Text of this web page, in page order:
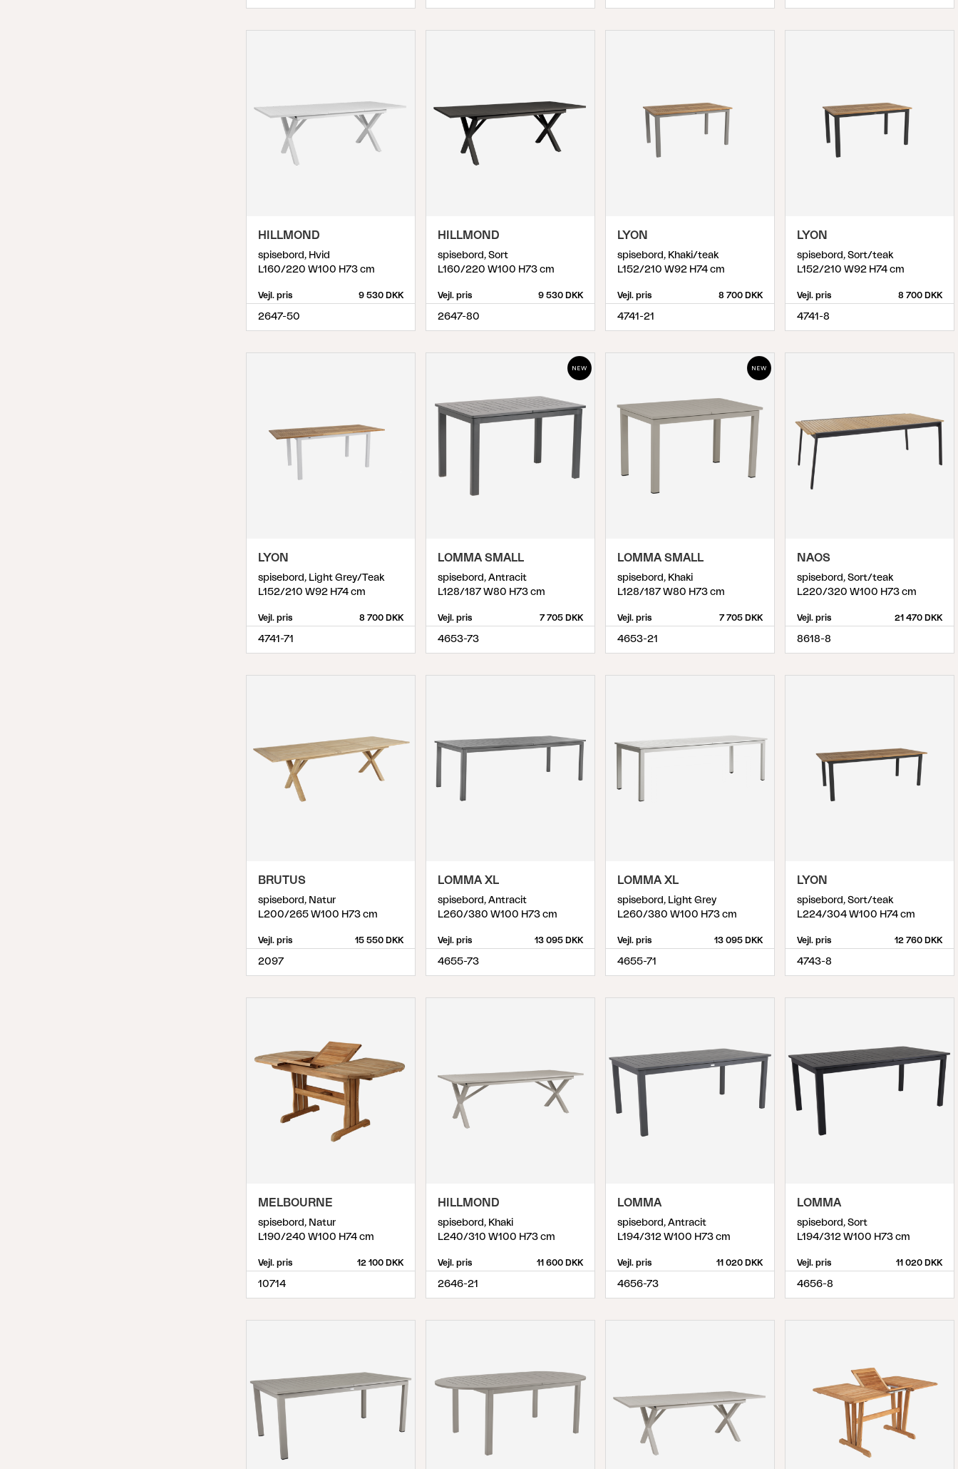
HILLMOND
spisebord, Hvid
L160/220 W100 H73 cm
Vejl. pris 9 530 DKK
2647-50
HILLMOND
spisebord, Sort
L160/220 W100 H73 cm
Vejl. pris 9 530 DKK
2647-80
LYON
spisebord, Khaki/teak
L152/210 W92 H74 cm
Vejl. pris 8 700 DKK
4741-21
LYON
spisebord, Sort/teak
L152/210 W92 H74 cm
Vejl. pris 8 700 DKK
4741-8
LYON
spisebord, Light Grey/Teak
L152/210 W92 H74 cm
Vejl. pris 8 700 DKK
4741-71
LOMMA SMALL
spisebord, Antracit
L128/187 W80 H73 cm
Vejl. pris 7 705 DKK
4653-73
LOMMA SMALL
spisebord, Khaki
L128/187 W80 H73 cm
Vejl. pris 7 705 DKK
4653-21
NAOS
spisebord, Sort/teak
L220/320 W100 H73 cm
Vejl. pris 21 470 DKK
8618-8
BRUTUS
spisebord, Natur
L200/265 W100 H73 cm
Vejl. pris 15 550 DKK
2097
LOMMA XL
spisebord, Antracit
L260/380 W100 H73 cm
Vejl. pris 13 095 DKK
4655-73
LOMMA XL
spisebord, Light Grey
L260/380 W100 H73 cm
Vejl. pris 13 095 DKK
4655-71
LYON
spisebord, Sort/teak
L224/304 W100 H74 cm
Vejl. pris 12 760 DKK
4743-8
MELBOURNE
spisebord, Natur
L190/240 W100 H74 cm
Vejl. pris 12 100 DKK
10714
HILLMOND
spisebord, Khaki
L240/310 W100 H73 cm
Vejl. pris 11 600 DKK
2646-21
LOMMA
spisebord, Antracit
L194/312 W100 H73 cm
Vejl. pris 11 020 DKK
4656-73
LOMMA
spisebord, Sort
L194/312 W100 H73 cm
Vejl. pris 11 020 DKK
4656-8